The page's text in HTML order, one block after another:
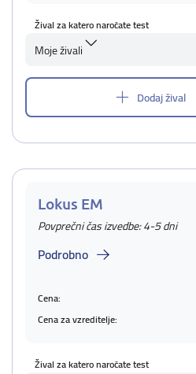
Žival za katero naročate test
Moje živali
Dodaj žival
Lokus EM
Povprečni čas izvedbe: 4-5 dni
Podrobno
Cena:
Cena za vzreditelje:
Žival za katero naročate test